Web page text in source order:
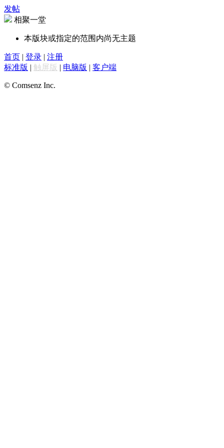
发帖
相聚一堂
本版块或指定的范围内尚无主题
首页 | 登录 | 注册
标准版 | 触屏版 | 电脑版 | 客户端
© Comsenz Inc.